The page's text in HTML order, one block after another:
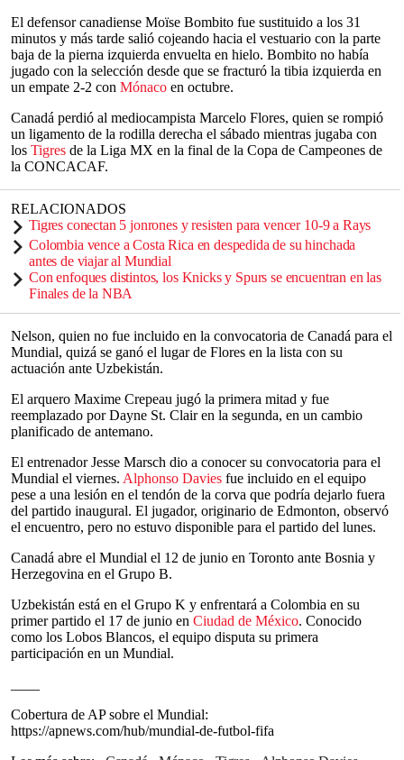
El defensor canadiense Moïse Bombito fue sustituido a los 31
minutos y más tarde salió cojeando hacia el vestuario con la parte
baja de la pierna izquierda envuelta en hielo. Bombito no había
jugado con la selección desde que se fracturó la tibia izquierda en
un empate 2-2 con Mónaco en octubre.
Canadá perdió al mediocampista Marcelo Flores, quien se rompió
un ligamento de la rodilla derecha el sábado mientras jugaba con
los Tigres de la Liga MX en la final de la Copa de Campeones de
la CONCACAF.
RELACIONADOS
Tigres conectan 5 jonrones y resisten para vencer 10-9 a Rays
Colombia vence a Costa Rica en despedida de su hinchada
antes de viajar al Mundial
Con enfoques distintos, los Knicks y Spurs se encuentran en las
Finales de la NBA
Nelson, quien no fue incluido en la convocatoria de Canadá para el
Mundial, quizá se ganó el lugar de Flores en la lista con su
actuación ante Uzbekistán.
El arquero Maxime Crepeau jugó la primera mitad y fue
reemplazado por Dayne St. Clair en la segunda, en un cambio
planificado de antemano.
El entrenador Jesse Marsch dio a conocer su convocatoria para el
Mundial el viernes. Alphonso Davies fue incluido en el equipo
pese a una lesión en el tendón de la corva que podría dejarlo fuera
del partido inaugural. El jugador, originario de Edmonton, observó
el encuentro, pero no estuvo disponible para el partido del lunes.
Canadá abre el Mundial el 12 de junio en Toronto ante Bosnia y
Herzegovina en el Grupo B.
Uzbekistán está en el Grupo K y enfrentará a Colombia en su
primer partido el 17 de junio en Ciudad de México. Conocido
como los Lobos Blancos, el equipo disputa su primera
participación en un Mundial.
Cobertura de AP sobre el Mundial:
https://apnews.com/hub/mundial-de-futbol-fifa